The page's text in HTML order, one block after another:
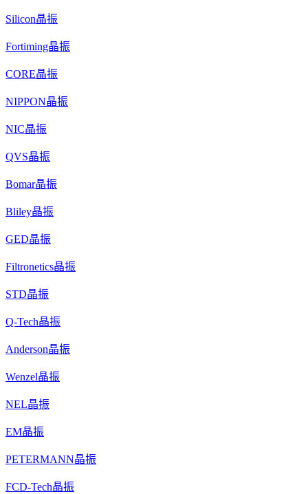
Silicon晶振
Fortiming晶振
CORE晶振
NIPPON晶振
NIC晶振
QVS晶振
Bomar晶振
Bliley晶振
GED晶振
Filtronetics晶振
STD晶振
Q-Tech晶振
Anderson晶振
Wenzel晶振
NEL晶振
EM晶振
PETERMANN晶振
FCD-Tech晶振